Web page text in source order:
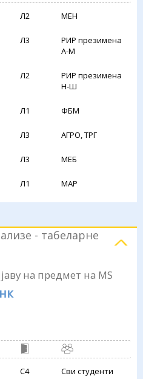
Л2 МЕН
Л3
РИР презимена
А-М
Л2
РИР презимена
Н-Ш
Л1 ФБМ
Л3 АГРО, ТРГ
Л3 МЕБ
Л1 МАР
- табеларне
на предмет на MS
С4 Сви студенти